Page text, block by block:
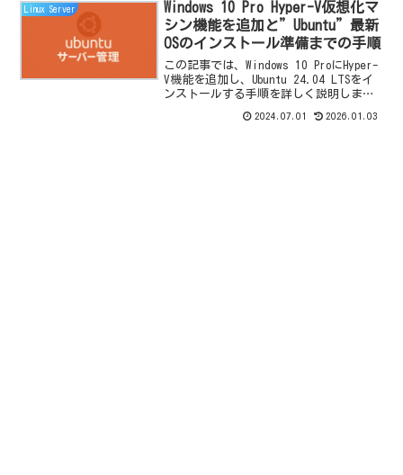
Linux Server
Windows 10 Pro Hyper-V仮想化マ
シン機能を追加と”Ubuntu”最新
OSのインストール準備までの手順
この記事では、Windows 10 ProにHyper-
V機能を追加し、Ubuntu 24.04 LTSをイ
ンストールする手順を詳しく説明しま
うに、仮想マシンの作成からOSの設定ま
2024.07.01 2026.01.03